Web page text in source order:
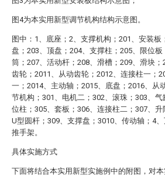
图4为本实用新型调节机构结构示意图。
图中：1、底座；2、支撑机构；201、安装板
盘；203、顶盘；204、支撑柱；205、限位板
筒；207、活动杆；208、滑槽；209、滑块；
齿轮；2011、从动齿轮；2012、连接柱一；
一；2014、主动轴；2015、底盘；2016、从
节机构；301、电机二；302、滚珠；303、气
位柱；305、套板；306、连接柱二；307、升
U型圆杆；309、支撑盘；3010、传动轴；4、
推手架。
具体实施方式
下面将结合本实用新型实施例中的附图，对